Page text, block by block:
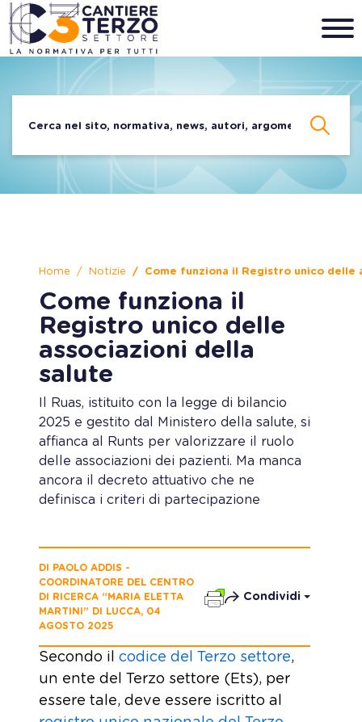
Home Notizie Come funziona il Registro unico delle
Come funziona il
Registro unico delle
associazioni della
salute
Il Ruas, istituito con la legge di bilancio
2025 e gestito dal Ministero della salute, si
affianca al Runts per valorizzare il ruolo
delle associazioni dei pazienti. Ma manca
ancora il decreto attuativo che ne
definisca i criteri di partecipazione
DI PAOLO ADDIS -
COORDINATORE DEL CENTRO
DI RICERCA “MARIA ELETTA
MARTINI” DI LUCCA, 04
AGOSTO 2025
Condividi
Secondo il codice del Terzo settore,
un ente del Terzo settore (Ets), per
essere tale, deve essere iscritto al